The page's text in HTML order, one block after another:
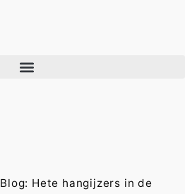
Blog: Hete hangijzers in de